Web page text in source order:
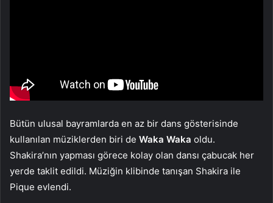
Bütün ulusal bayramlarda en az bir dans gösterisinde
kullanılan müziklerden biri de Waka Waka oldu.
Shakira’nın yapması görece kolay olan dansı çabucak her
yerde taklit edildi. Müziğin klibinde tanışan Shakira ile
Pique evlendi.